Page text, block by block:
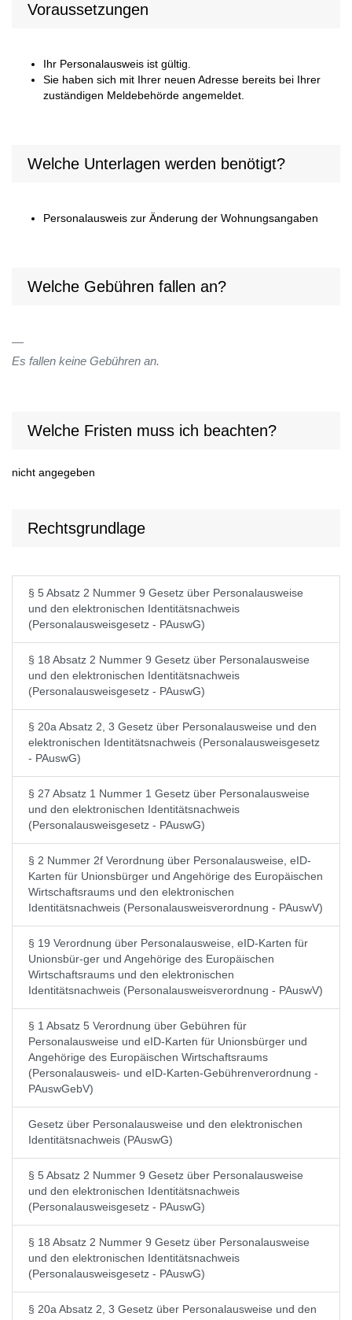
Voraussetzungen
Ihr Personalausweis ist gültig.
Sie haben sich mit Ihrer neuen Adresse bereits bei Ihrer
zuständigen Meldebehörde angemeldet.
Welche Unterlagen werden benötigt?
Personalausweis zur Änderung der Wohnungsangaben
Welche Gebühren fallen an?
Es fallen keine Gebühren an.
Welche Fristen muss ich beachten?
nicht angegeben
Rechtsgrundlage
§ 5 Absatz 2 Nummer 9 Gesetz über Personalausweise
und den elektronischen Identitätsnachweis
(Personalausweisgesetz - PAuswG)
§ 18 Absatz 2 Nummer 9 Gesetz über Personalausweise
und den elektronischen Identitätsnachweis
(Personalausweisgesetz - PAuswG)
§ 20a Absatz 2, 3 Gesetz über Personalausweise und den
elektronischen Identitätsnachweis (Personalausweisgesetz
- PAuswG)
§ 27 Absatz 1 Nummer 1 Gesetz über Personalausweise
und den elektronischen Identitätsnachweis
(Personalausweisgesetz - PAuswG)
§ 2 Nummer 2f Verordnung über Personalausweise, eID-
Karten für Unionsbürger und Angehörige des Europäischen
Wirtschaftsraums und den elektronischen
Identitätsnachweis (Personalausweisverordnung - PAuswV)
§ 19 Verordnung über Personalausweise, eID-Karten für
Unionsbür-ger und Angehörige des Europäischen
Wirtschaftsraums und den elektronischen
Identitätsnachweis (Personalausweisverordnung - PAuswV)
§ 1 Absatz 5 Verordnung über Gebühren für
Personalausweise und eID-Karten für Unionsbürger und
Angehörige des Europäischen Wirtschaftsraums
(Personalausweis- und eID-Karten-Gebührenverordnung -
PAuswGebV)
Gesetz über Personalausweise und den elektronischen
Identitätsnachweis (PAuswG)
§ 5 Absatz 2 Nummer 9 Gesetz über Personalausweise
und den elektronischen Identitätsnachweis
(Personalausweisgesetz - PAuswG)
§ 18 Absatz 2 Nummer 9 Gesetz über Personalausweise
und den elektronischen Identitätsnachweis
(Personalausweisgesetz - PAuswG)
§ 20a Absatz 2, 3 Gesetz über Personalausweise und den